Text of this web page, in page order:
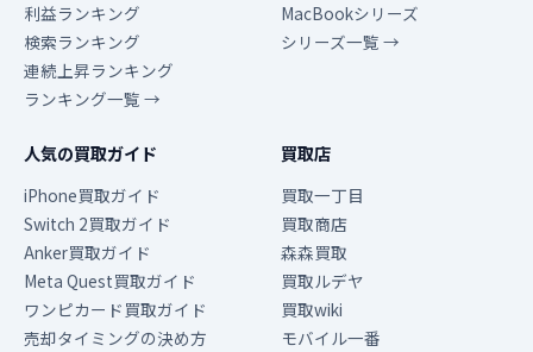
利益ランキング
検索ランキング
連続上昇ランキング
ランキング一覧 →
MacBookシリーズ
シリーズ一覧 →
人気の買取ガイド
iPhone買取ガイド
Switch 2買取ガイド
Anker買取ガイド
Meta Quest買取ガイド
ワンピカード買取ガイド
売却タイミングの決め方
買取店
買取一丁目
買取商店
森森買取
買取ルデヤ
買取wiki
モバイル一番